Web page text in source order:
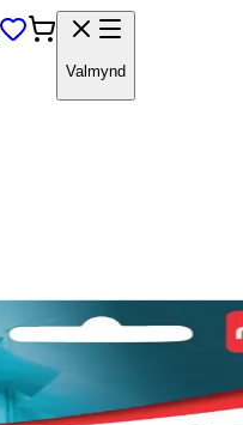
Valmynd